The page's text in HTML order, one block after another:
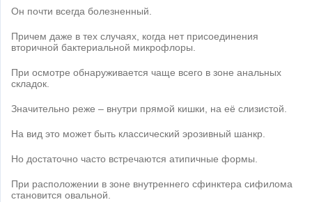
Он почти всегда болезненный.
Причем даже в тех случаях, когда нет присоединения
вторичной бактериальной микрофлоры.
При осмотре обнаруживается чаще всего в зоне анальных
складок.
Значительно реже – внутри прямой кишки, на её слизистой.
На вид это может быть классический эрозивный шанкр.
Но достаточно часто встречаются атипичные формы.
При расположении в зоне внутреннего сфинктера сифилома
становится овальной.